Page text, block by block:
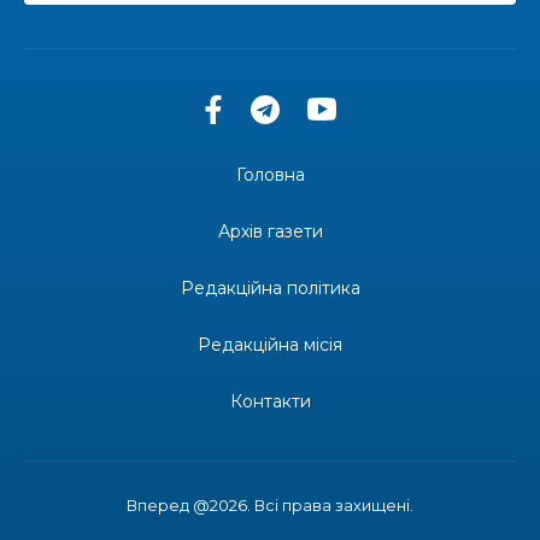
«Дві музи» у Рівному: свято краси, мистецтва
Одна з найяскравіших постатей Бахмута –
Бахмутських медичних працівників привітали з
професійним святом
Вперед @2026. Всі права захищені.
Головна
Архів газети
Редакційна політика
Редакційна місія
Контакти